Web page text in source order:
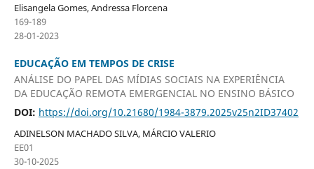
Elisangela Gomes, Andressa Florcena
169-189
28-01-2023
EDUCAÇÃO EM TEMPOS DE CRISE
ANÁLISE DO PAPEL DAS MÍDIAS SOCIAIS NA EXPERIÊNCIA
DA EDUCAÇÃO REMOTA EMERGENCIAL NO ENSINO BÁSICO
DOI: https://doi.org/10.21680/1984-3879.2025v25n2ID37402
ADINELSON MACHADO SILVA, MÁRCIO VALERIO
EE01
30-10-2025